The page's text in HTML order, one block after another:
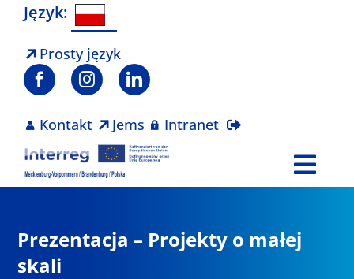
Skip
content
Język:
Prosty język
Kontakt Jems Intranet
Projekty
Prezentacja – Projekty o małej
skali